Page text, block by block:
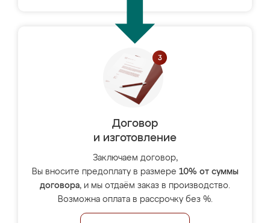
Договор
и изготовление
Заключаем договор,
Вы вносите предоплату в размере 10% от суммы
договора, и мы отдаём заказ в производство.
Возможна оплата в рассрочку без %.